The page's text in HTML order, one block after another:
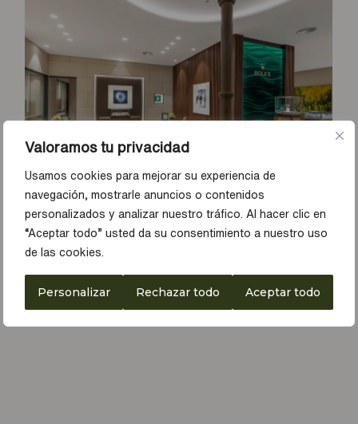
Valoramos tu privacidad
Usamos cookies para mejorar su experiencia de
navegación, mostrarle anuncios o contenidos
personalizados y analizar nuestro tráfico. Al hacer clic en
“Aceptar todo” usted da su consentimiento a nuestro uso
de las cookies.
Personalizar Rechazar todo Aceptar todo